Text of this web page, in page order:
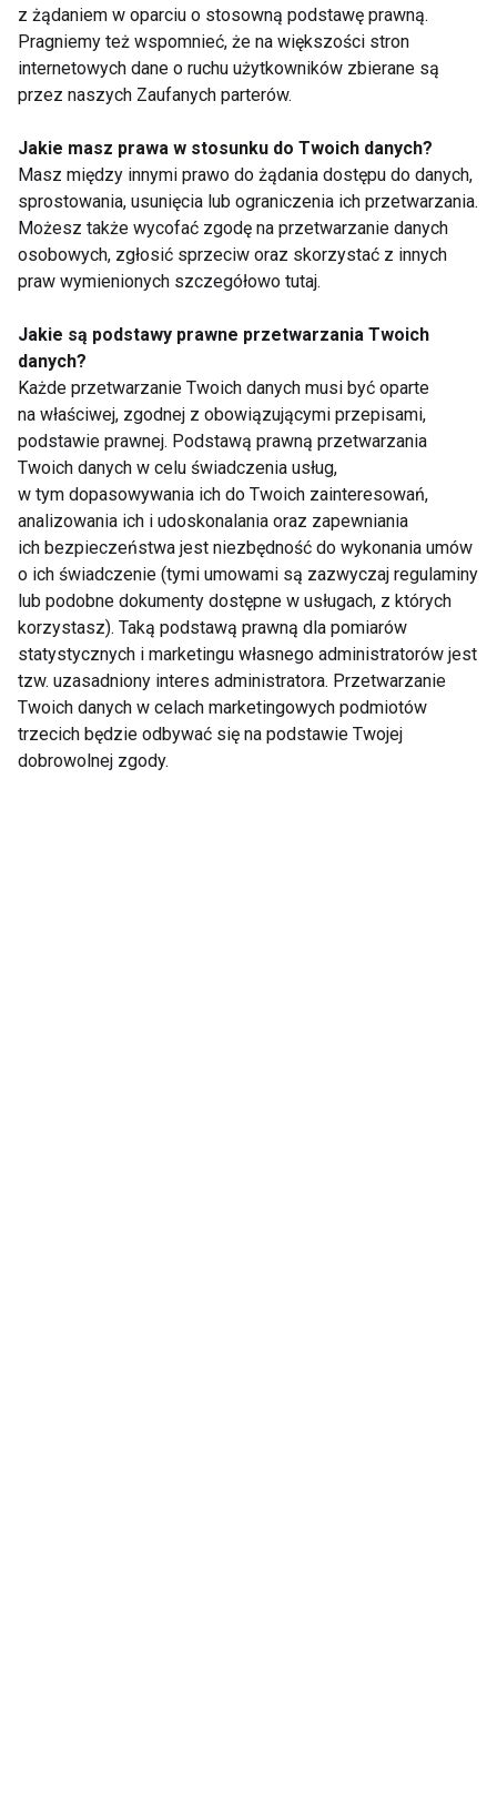
Pokaż więcej
Edyta Herbuś
Międzynarodowy
Turniej CIN&CIN Polish
Cup 2010
Kuba Wesołowski i
Edyta Herbuś
Roman Pawelec -
trener zwycięzców
Eurowizji
Taniec z Gwiazdami -
odcinek siódmy
z żądaniem w oparciu o stosowną podstawę prawną.
Pragniemy też wspomnieć, że na większości stron
internetowych dane o ruchu użytkowników zbierane są
przez naszych Zaufanych parterów.
Jakie masz prawa w stosunku do Twoich danych?
Masz między innymi prawo do żądania dostępu do danych,
sprostowania, usunięcia lub ograniczenia ich przetwarzania.
Możesz także wycofać zgodę na przetwarzanie danych
osobowych, zgłosić sprzeciw oraz skorzystać z innych
praw wymienionych szczegółowo tutaj.
Jakie są podstawy prawne przetwarzania Twoich
danych?
Każde przetwarzanie Twoich danych musi być oparte
na właściwej, zgodnej z obowiązującymi przepisami,
podstawie prawnej. Podstawą prawną przetwarzania
Twoich danych w celu świadczenia usług,
w tym dopasowywania ich do Twoich zainteresowań,
analizowania ich i udoskonalania oraz zapewniania
ich bezpieczeństwa jest niezbędność do wykonania umów
o ich świadczenie (tymi umowami są zazwyczaj regulaminy
lub podobne dokumenty dostępne w usługach, z których
korzystasz). Taką podstawą prawną dla pomiarów
statystycznych i marketingu własnego administratorów jest
tzw. uzasadniony interes administratora. Przetwarzanie
Twoich danych w celach marketingowych podmiotów
trzecich będzie odbywać się na podstawie Twojej
dobrowolnej zgody.